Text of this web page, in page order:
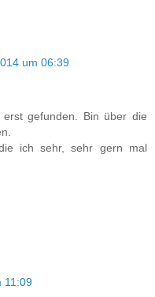
um 06:39
gefunden. Bin über die
ich sehr, sehr gern mal
11:09